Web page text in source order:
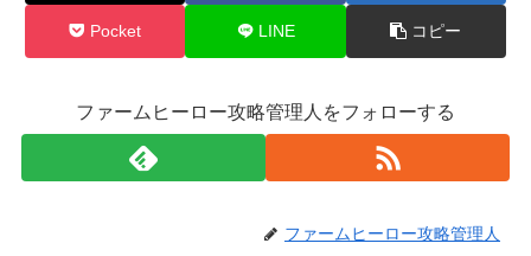
Pocket LINE コピー
ファームヒーロー攻略管理人をフォローする
ファームヒーロー攻略管理人